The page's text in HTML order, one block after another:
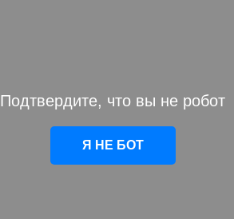
Подтвердите, что вы не робот
Я НЕ БОТ